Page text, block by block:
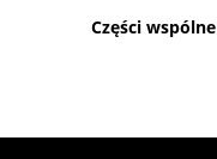
Części wspólne